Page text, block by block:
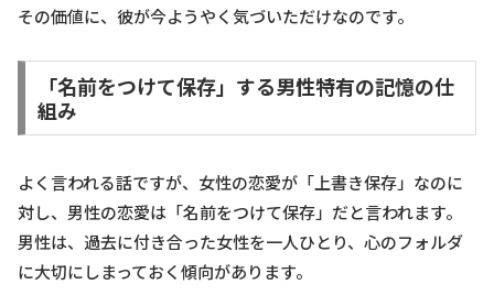
その価値に、彼が今ようやく気づいただけなのです。
「名前をつけて保存」する男性特有の記憶の仕
組み
よく言われる話ですが、女性の恋愛が「上書き保存」なのに
対し、男性の恋愛は「名前をつけて保存」だと言われます。
男性は、過去に付き合った女性を一人ひとり、心のフォルダ
に大切にしまっておく傾向があります。